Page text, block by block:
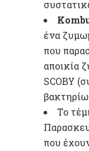
ένα
που
αποικία
SCOBY
Το
που